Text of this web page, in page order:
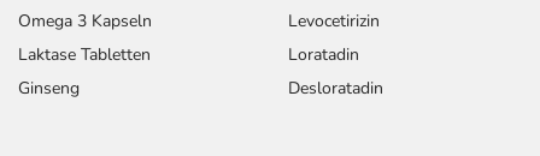
Omega 3 Kapseln
Laktase Tabletten
Ginseng
Levocetirizin
Loratadin
Desloratadin